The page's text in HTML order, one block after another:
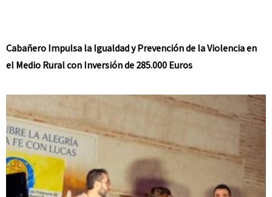
Cabañero Impulsa la Igualdad y Prevención de la Violencia en
el Medio Rural con Inversión de 285.000 Euros